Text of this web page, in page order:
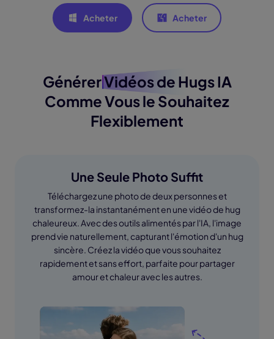
Acheter Acheter
GénérerVidéos de Hugs IA
Comme Vous le Souhaitez
Flexiblement
Une Seule Photo Suffit
Téléchargez une photo de deux personnes et
transformez-la instantanément en une vidéo de hug
chaleureux. Avec des outils alimentés par l'IA, l'image
prend vie naturellement, capturant l'émotion d'un hug
sincère. Créez la vidéo que vous souhaitez
rapidement et sans effort, parfaite pour partager
amour et chaleur avec les autres.